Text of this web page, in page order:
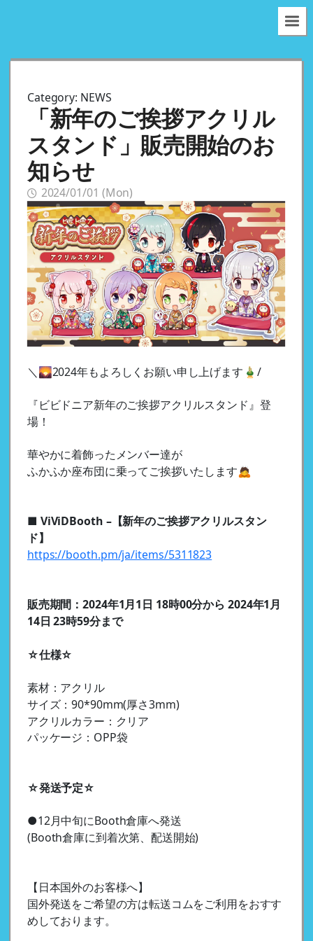
Category: NEWS
「新年のご挨拶アクリル
スタンド」販売開始のお
知らせ
2024/01/01 (Mon)
＼🌄2024年もよろしくお願い申し上げます🎍/
『ビビドニア新年のご挨拶アクリルスタンド』登
場！
華やかに着飾ったメンバー達が
ふかふか座布団に乗ってご挨拶いたします🙇
■ ViViDBooth –【新年のご挨拶アクリルスタン
ド】
https://booth.pm/ja/items/5311823
販売期間：2024年1月1日 18時00分から 2024年1月
14日 23時59分まで
☆仕様☆
素材：アクリル
サイズ：90*90mm(厚さ3mm)
アクリルカラー：クリア
パッケージ：OPP袋
☆発送予定☆
●12月中旬にBooth倉庫へ発送
(Booth倉庫に到着次第、配送開始)
【日本国外のお客様へ】
国外発送をご希望の方は転送コムをご利用をおすす
めしております。